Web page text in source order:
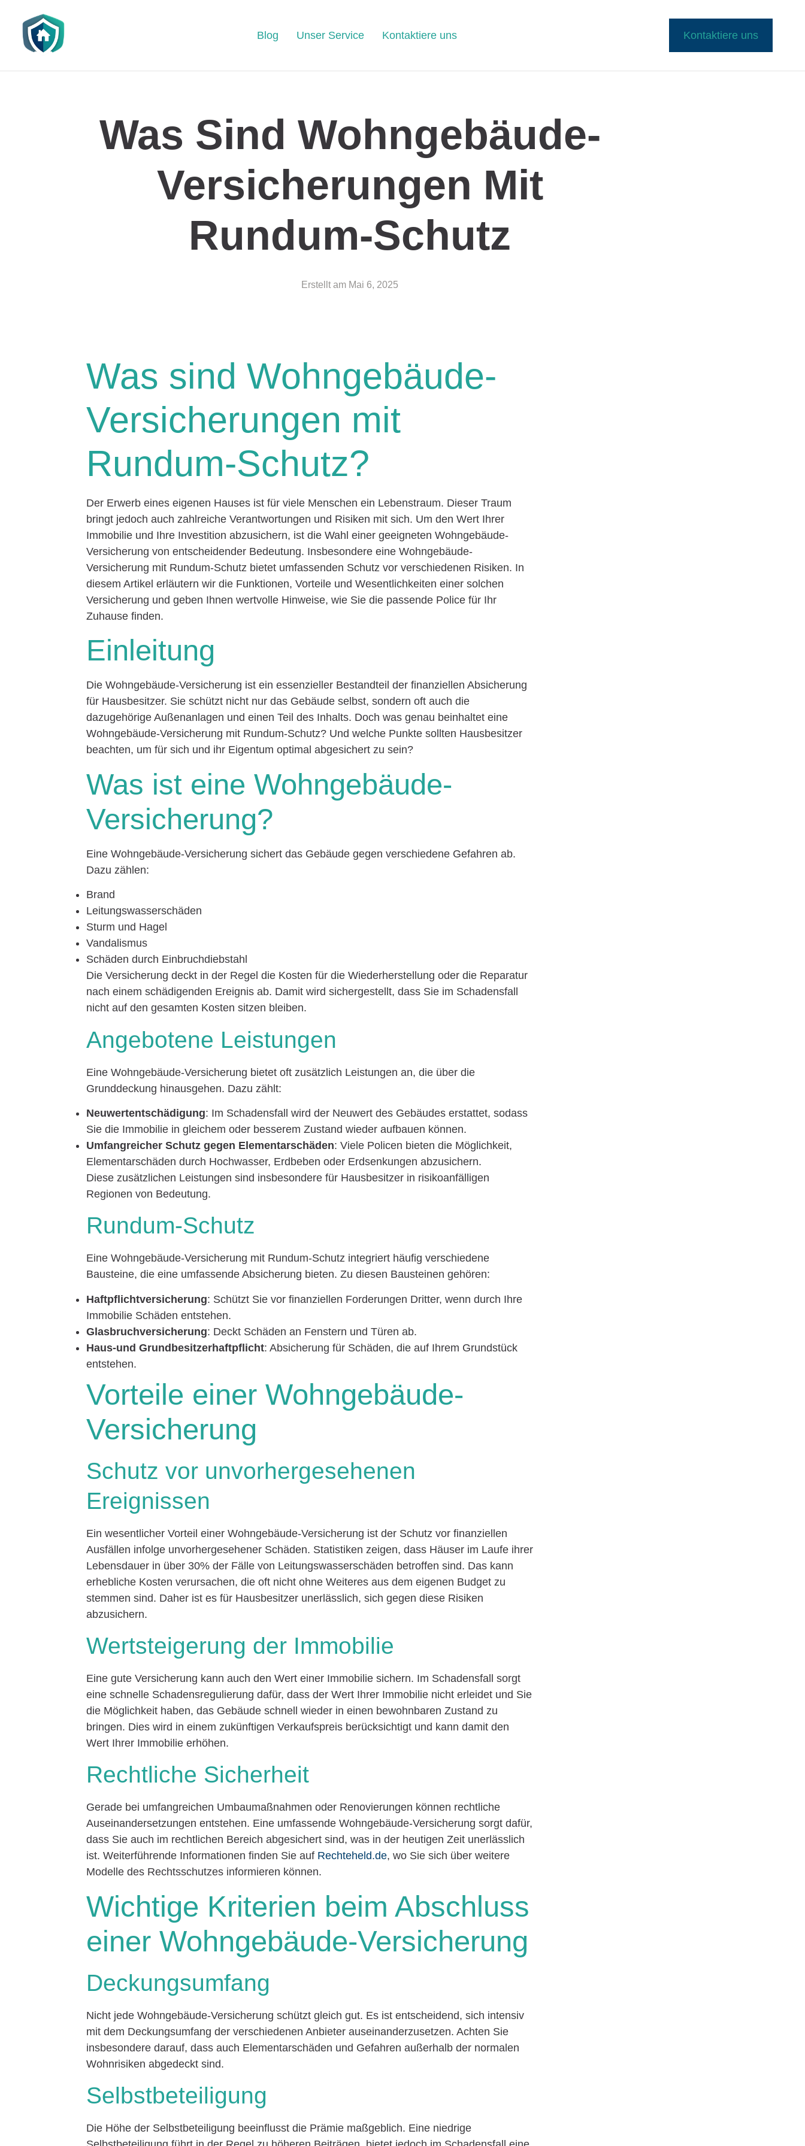
Blog Unser Service Kontaktiere uns Kontaktiere uns
Was Sind Wohngebäude-
Versicherungen Mit
Rundum-Schutz
Erstellt am Mai 6, 2025
Was sind Wohngebäude-
Versicherungen mit
Rundum-Schutz?
Der Erwerb eines eigenen Hauses ist für viele Menschen ein Lebenstraum. Dieser Traum
bringt jedoch auch zahlreiche Verantwortungen und Risiken mit sich. Um den Wert Ihrer
Immobilie und Ihre Investition abzusichern, ist die Wahl einer geeigneten Wohngebäude-
Versicherung von entscheidender Bedeutung. Insbesondere eine Wohngebäude-
Versicherung mit Rundum-Schutz bietet umfassenden Schutz vor verschiedenen Risiken. In
diesem Artikel erläutern wir die Funktionen, Vorteile und Wesentlichkeiten einer solchen
Versicherung und geben Ihnen wertvolle Hinweise, wie Sie die passende Police für Ihr
Zuhause finden.
Einleitung
Die Wohngebäude-Versicherung ist ein essenzieller Bestandteil der finanziellen Absicherung
für Hausbesitzer. Sie schützt nicht nur das Gebäude selbst, sondern oft auch die
dazugehörige Außenanlagen und einen Teil des Inhalts. Doch was genau beinhaltet eine
Wohngebäude-Versicherung mit Rundum-Schutz? Und welche Punkte sollten Hausbesitzer
beachten, um für sich und ihr Eigentum optimal abgesichert zu sein?
Was ist eine Wohngebäude-
Versicherung?
Eine Wohngebäude-Versicherung sichert das Gebäude gegen verschiedene Gefahren ab.
Dazu zählen:
Brand
Leitungswasserschäden
Sturm und Hagel
Vandalismus
Schäden durch Einbruchdiebstahl
Die Versicherung deckt in der Regel die Kosten für die Wiederherstellung oder die Reparatur
nach einem schädigenden Ereignis ab. Damit wird sichergestellt, dass Sie im Schadensfall
nicht auf den gesamten Kosten sitzen bleiben.
Angebotene Leistungen
Eine Wohngebäude-Versicherung bietet oft zusätzlich Leistungen an, die über die
Grunddeckung hinausgehen. Dazu zählt:
Neuwertentschädigung: Im Schadensfall wird der Neuwert des Gebäudes erstattet, sodass
Sie die Immobilie in gleichem oder besserem Zustand wieder aufbauen können.
Umfangreicher Schutz gegen Elementarschäden: Viele Policen bieten die Möglichkeit,
Elementarschäden durch Hochwasser, Erdbeben oder Erdsenkungen abzusichern.
Diese zusätzlichen Leistungen sind insbesondere für Hausbesitzer in risikoanfälligen
Regionen von Bedeutung.
Rundum-Schutz
Eine Wohngebäude-Versicherung mit Rundum-Schutz integriert häufig verschiedene
Bausteine, die eine umfassende Absicherung bieten. Zu diesen Bausteinen gehören:
Haftpflichtversicherung: Schützt Sie vor finanziellen Forderungen Dritter, wenn durch Ihre
Immobilie Schäden entstehen.
Glasbruchversicherung: Deckt Schäden an Fenstern und Türen ab.
Haus-und Grundbesitzerhaftpflicht: Absicherung für Schäden, die auf Ihrem Grundstück
entstehen.
Vorteile einer Wohngebäude-
Versicherung
Schutz vor unvorhergesehenen
Ereignissen
Ein wesentlicher Vorteil einer Wohngebäude-Versicherung ist der Schutz vor finanziellen
Ausfällen infolge unvorhergesehener Schäden. Statistiken zeigen, dass Häuser im Laufe ihrer
Lebensdauer in über 30% der Fälle von Leitungswasserschäden betroffen sind. Das kann
erhebliche Kosten verursachen, die oft nicht ohne Weiteres aus dem eigenen Budget zu
stemmen sind. Daher ist es für Hausbesitzer unerlässlich, sich gegen diese Risiken
abzusichern.
Wertsteigerung der Immobilie
Eine gute Versicherung kann auch den Wert einer Immobilie sichern. Im Schadensfall sorgt
eine schnelle Schadensregulierung dafür, dass der Wert Ihrer Immobilie nicht erleidet und Sie
die Möglichkeit haben, das Gebäude schnell wieder in einen bewohnbaren Zustand zu
bringen. Dies wird in einem zukünftigen Verkaufspreis berücksichtigt und kann damit den
Wert Ihrer Immobilie erhöhen.
Rechtliche Sicherheit
Gerade bei umfangreichen Umbaumaßnahmen oder Renovierungen können rechtliche
Auseinandersetzungen entstehen. Eine umfassende Wohngebäude-Versicherung sorgt dafür,
dass Sie auch im rechtlichen Bereich abgesichert sind, was in der heutigen Zeit unerlässlich
ist. Weiterführende Informationen finden Sie auf Rechteheld.de, wo Sie sich über weitere
Modelle des Rechtsschutzes informieren können.
Wichtige Kriterien beim Abschluss
einer Wohngebäude-Versicherung
Deckungsumfang
Nicht jede Wohngebäude-Versicherung schützt gleich gut. Es ist entscheidend, sich intensiv
mit dem Deckungsumfang der verschiedenen Anbieter auseinanderzusetzen. Achten Sie
insbesondere darauf, dass auch Elementarschäden und Gefahren außerhalb der normalen
Wohnrisiken abgedeckt sind.
Selbstbeteiligung
Die Höhe der Selbstbeteiligung beeinflusst die Prämie maßgeblich. Eine niedrige